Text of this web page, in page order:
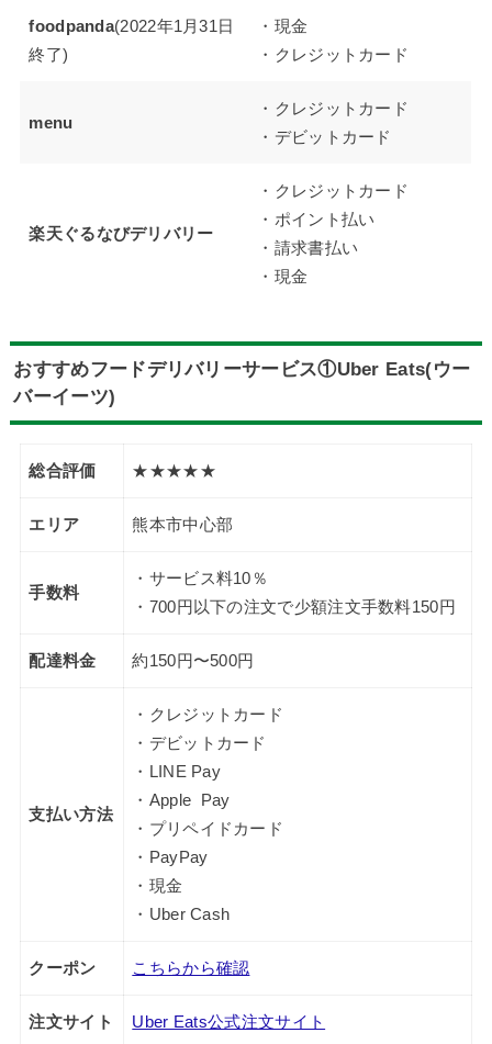
foodpanda(2022年1月31日
終了)
・現金
・クレジットカード
menu
・クレジットカード
・デビットカード
楽天ぐるなびデリバリー
・クレジットカード
・ポイント払い
・請求書払い
・現金
おすすめフードデリバリーサービス①Uber Eats(ウー
バーイーツ)
総合評価 ★★★★★
エリア 熊本市中心部
手数料
・サービス料10％
・700円以下の注文で少額注文手数料150円
配達料金 約150円〜500円
支払い方法
・クレジットカード
・デビットカード
・LINE Pay
・Apple Pay
・プリペイドカード
・PayPay
・現金
・Uber Cash
クーポン こちらから確認
注文サイト Uber Eats公式注文サイト